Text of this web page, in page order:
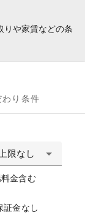
りや家賃などの条
わり条件
上限なし
金含む
証金なし